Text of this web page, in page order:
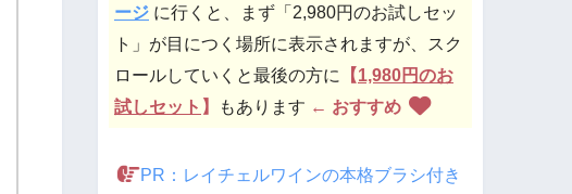
ージ に行くと、まず「2,980円のお試しセッ
ト」が目につく場所に表示されますが、スク
ロールしていくと最後の方に
【1,980円のお
試しセット 】 もあります ← おすすめ
PR：レイチェルワインの本格ブラシ付き